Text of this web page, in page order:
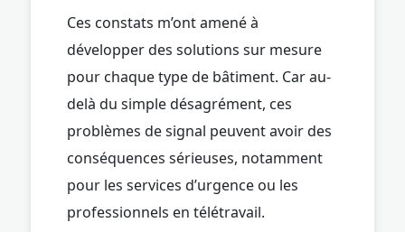
Ces constats m’ont amené à
développer des solutions sur mesure
pour chaque type de bâtiment. Car au-
delà du simple désagrément, ces
problèmes de signal peuvent avoir des
conséquences sérieuses, notamment
pour les services d’urgence ou les
professionnels en télétravail.